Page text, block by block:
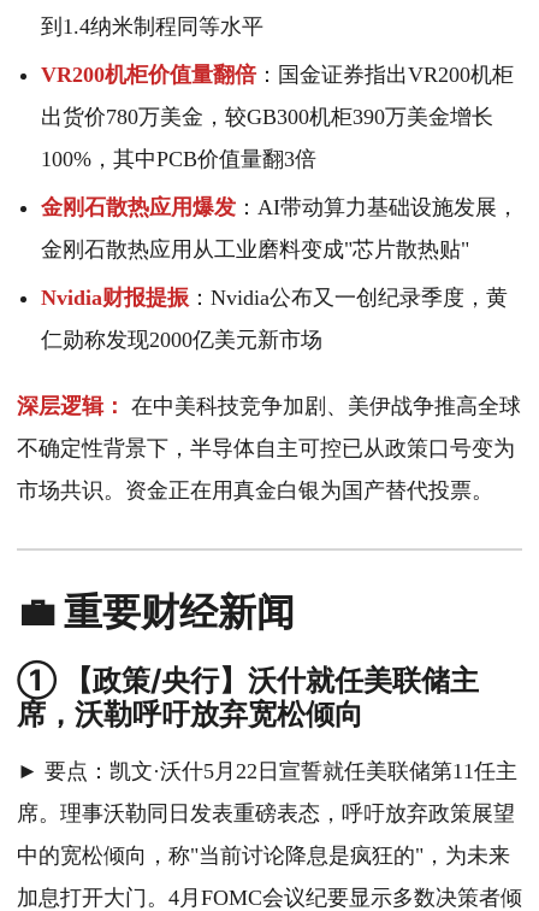
到1.4纳米制程同等水平
VR200机柜价值量翻倍：国金证券指出VR200机柜
出货价780万美金，较GB300机柜390万美金增长
100%，其中PCB价值量翻3倍
金刚石散热应用爆发 ：AI带动算力基础设施发展，
金刚石散热应用从工业磨料变成"芯片散热贴"
Nvidia财报提振 ：Nvidia公布又一创纪录季度，黄
仁勋称发现2000亿美元新市场
深层逻辑： 在中美科技竞争加剧、美伊战争推高全球
不确定性背景下，半导体自主可控已从政策口号变为
市场共识。资金正在用真金白银为国产替代投票。
💼 重要财经新闻
① 【政策/央行】沃什就任美联储主
席，沃勒呼吁放弃宽松倾向
► 要点：凯文·沃什5月22日宣誓就任美联储第11任主
席。理事沃勒同日发表重磅表态，呼吁放弃政策展望
中的宽松倾向，称"当前讨论降息是疯狂的"，为未来
加息打开大门。4月FOMC会议纪要显示多数决策者倾